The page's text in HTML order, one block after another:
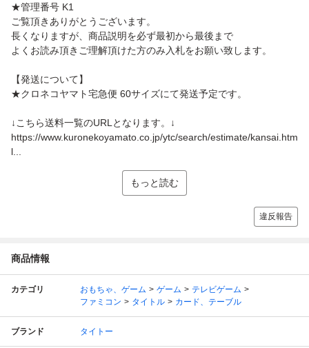
★管理番号 K1
ご覧頂きありがとうございます。
長くなりますが、商品説明を必ず最初から最後まで
よくお読み頂きご理解頂けた方のみ入札をお願い致します。
【発送について】
★クロネコヤマト宅急便 60サイズにて発送予定です。
↓こちら送料一覧のURLとなります。↓
https://www.kuronekoyamato.co.jp/ytc/search/estimate/kansai.htm
l...
もっと読む
違反報告
商品情報
カテゴリ おもちゃ、ゲーム ゲーム
テレビゲーム
ファミコン
タイトル カード、テーブル
ブランド タイトー